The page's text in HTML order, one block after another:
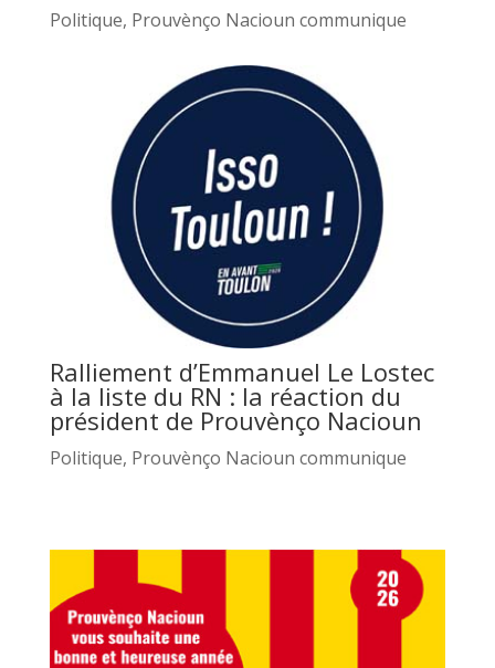
Politique, Prouvènço Nacioun communique
Ralliement d’Emmanuel Le Lostec
à la liste du RN : la réaction du
président de Prouvènço Nacioun
Politique, Prouvènço Nacioun communique